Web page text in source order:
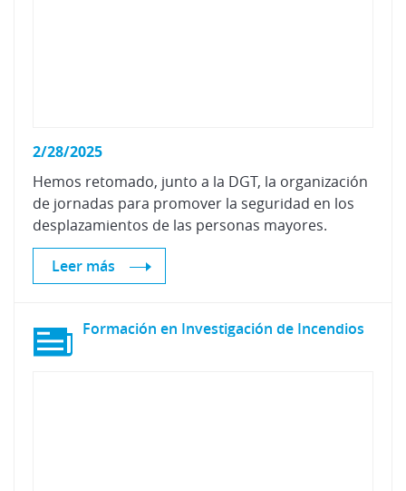
2/28/2025
Hemos retomado, junto a la DGT, la organización
de jornadas para promover la seguridad en los
desplazamientos de las personas mayores.
Leer más
Formación en Investigación de Incendios